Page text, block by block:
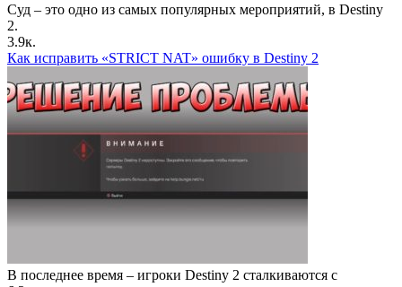
Суд – это одно из самых популярных мероприятий, в Destiny
2.
3.9к.
Как исправить «STRICT NAT» ошибку в Destiny 2
В последнее время – игроки Destiny 2 сталкиваются с